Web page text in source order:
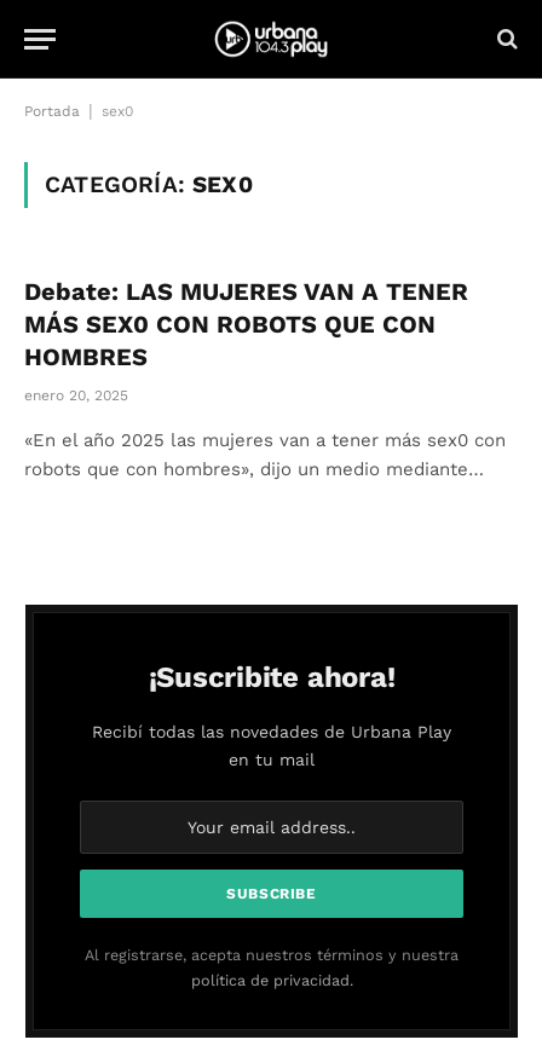
Portada sex0
CATEGORÍA:SEX0
Debate: LAS MUJERES VAN A TENER
MÁS SEX0 CON ROBOTS QUE CON
HOMBRES
enero 20, 2025
«En el año 2025 las mujeres van a tener más sex0 con
robots que con hombres», dijo un medio mediante…
¡Suscribite ahora!
Recibí todas las novedades de Urbana Play
en tu mail
Al registrarse, acepta nuestros términos y nuestra
política de privacidad.